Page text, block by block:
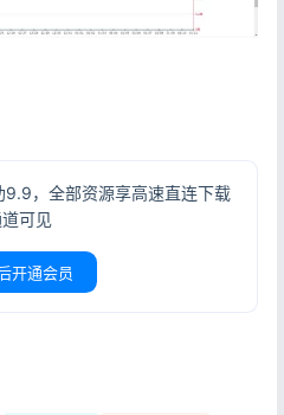
9.9，全部资源享高速直连下载
可见
开通会员